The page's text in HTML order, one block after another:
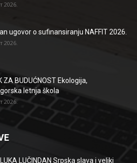
2026.
ugovor o sufinansiranju NAFFIT 2026.
2026.
ZA BUDUĆNOST Ekologija,
letnja škola
2026.
LUČINDAN Srpska slava i veliki